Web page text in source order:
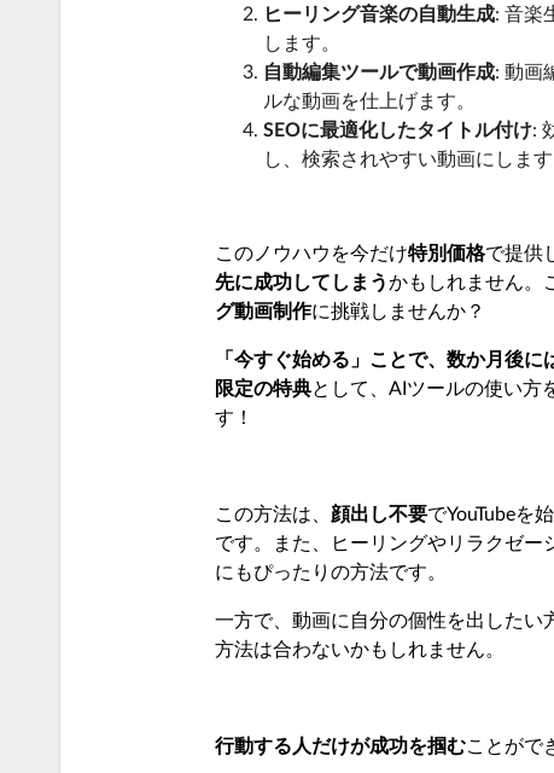
ヒーリング音楽の自動生成: 音楽
します。
自動編集ツールで動画作成: 動画
ルな動画を仕上げます。
SEOに最適化したタイトル付け:
し、検索されやすい動画にします
このノウハウを今だけ特別価格で提供
先に成功してしまうかもしれません。
グ動画制作に挑戦しませんか？
「今すぐ始める」ことで、数か月後に
限定の特典として、AIツールの使い方
す！
この方法は、 顔出し不要でYouTubeを
です。また、ヒーリングやリラクゼ
にもぴったりの方法です。
一方で、動画に自分の個性を出した
方法は合わないかもしれません。
行動する人だけが成功を掴むことがで